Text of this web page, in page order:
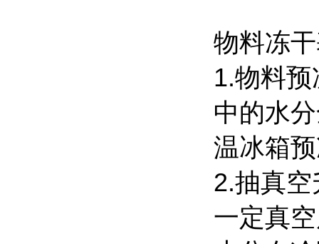
物料冻
1.物料
中的水
温冰箱
2.抽真
一定真